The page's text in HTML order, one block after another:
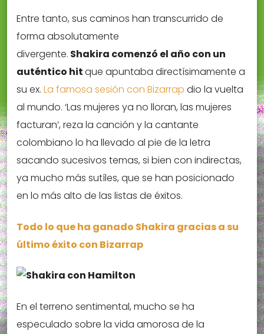
Entre tanto, sus caminos han transcurrido de
forma absolutamente
divergente. Shakira comenzó el año con un
auténtico hitque apuntaba directísimamente a
su ex. La famosa sesión con Bizarrap dio la vuelta
al mundo. ‘Las mujeres ya no lloran, las mujeres
facturan’, reza la canción y la cantante
colombiano lo ha llevado al pie de la letra
sacando sucesivos temas, si bien con indirectas,
ya mucho más sutíles, que se han posicionado
en lo más alto de las listas de éxitos.
Todo lo que ha ganado Shakira gracias a su
último éxito con Bizarrap
En el terreno sentimental, mucho se ha
especulado sobre la vida amorosa de la